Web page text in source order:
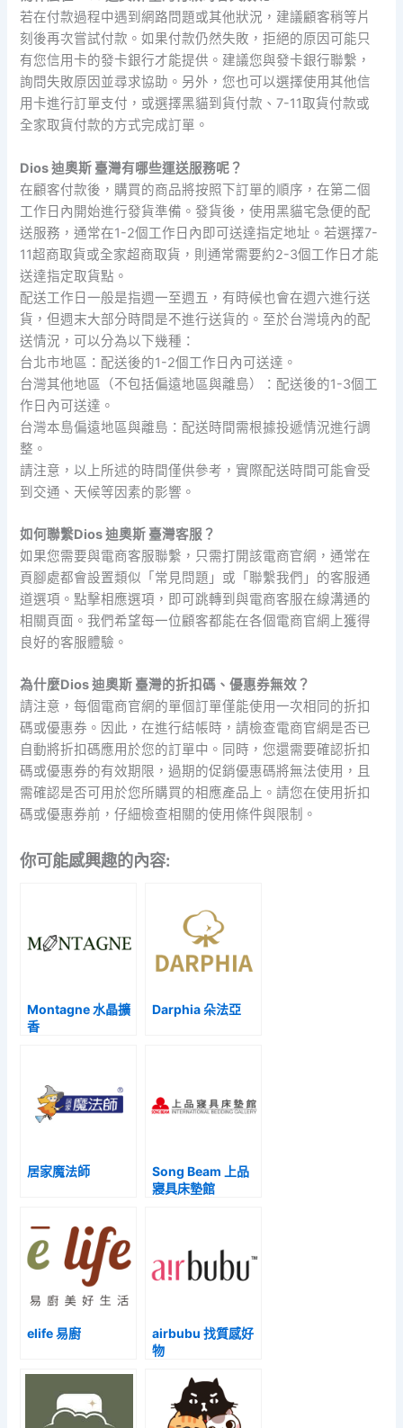
若在付款過程中遇到網路問題或其他狀況，建議顧客稍等片
刻後再次嘗試付款。如果付款仍然失敗，拒絕的原因可能只
有您信用卡的發卡銀行才能提供。建議您與發卡銀行聯繫，
詢問失敗原因並尋求協助。另外，您也可以選擇使用其他信
用卡進行訂單支付，或選擇黑貓到貨付款、7-11取貨付款或
全家取貨付款的方式完成訂單。
Dios 迪奧斯 臺灣有哪些運送服務呢？
在顧客付款後，購買的商品將按照下訂單的順序，在第二個
工作日內開始進行發貨準備。發貨後，使用黑貓宅急便的配
送服務，通常在1-2個工作日內即可送達指定地址。若選擇7-
11超商取貨或全家超商取貨，則通常需要約2-3個工作日才能
送達指定取貨點。
配送工作日一般是指週一至週五，有時候也會在週六進行送
貨，但週末大部分時間是不進行送貨的。至於台灣境內的配
送情況，可以分為以下幾種：
台北市地區：配送後的1-2個工作日內可送達。
台灣其他地區（不包括偏遠地區與離島）：配送後的1-3個工
作日內可送達。
台灣本島偏遠地區與離島：配送時間需根據投遞情況進行調
整。
請注意，以上所述的時間僅供參考，實際配送時間可能會受
到交通、天候等因素的影響。
如何聯繫Dios 迪奧斯 臺灣客服？
如果您需要與電商客服聯繫，只需打開該電商官網，通常在
頁腳處都會設置類似「常見問題」或「聯繫我們」的客服通
道選項。點擊相應選項，即可跳轉到與電商客服在線溝通的
相關頁面。我們希望每一位顧客都能在各個電商官網上獲得
良好的客服體驗。
為什麼Dios 迪奧斯 臺灣的折扣碼、優惠券無效？
請注意，每個電商官網的單個訂單僅能使用一次相同的折扣
碼或優惠券。因此，在進行結帳時，請檢查電商官網是否已
自動將折扣碼應用於您的訂單中。同時，您還需要確認折扣
碼或優惠券的有效期限，過期的促銷優惠碼將無法使用，且
需確認是否可用於您所購買的相應產品上。請您在使用折扣
碼或優惠券前，仔細檢查相關的使用條件與限制。
你可能感興趣的內容:
Montagne 水晶擴
香
Darphia 朵法亞
居家魔法師
Song Beam 上品
寢具床墊館
elife 易廚
airbubu 找質感好
物